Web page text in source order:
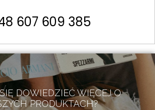
607 609 385
DOWIEDZIEĆ WIĘCEJ O
PRODUKTACH?